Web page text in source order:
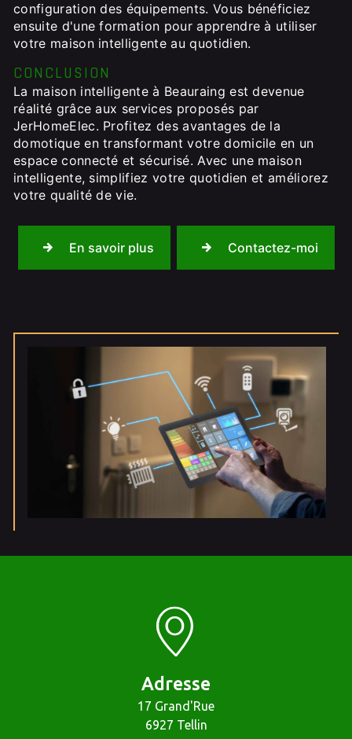
configuration des équipements. Vous bénéficiez
ensuite d'une formation pour apprendre à utiliser
votre maison intelligente au quotidien.
CONCLUSION
La maison intelligente à Beauraing est devenue
réalité grâce aux services proposés par
JerHomeElec. Profitez des avantages de la
domotique en transformant votre domicile en un
espace connecté et sécurisé. Avec une maison
intelligente, simplifiez votre quotidien et améliorez
votre qualité de vie.
En savoir plus Contactez-moi
Adresse
17 Grand'Rue
6927 Tellin